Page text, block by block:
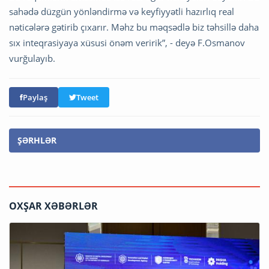
sahədə düzgün yönləndirmə və keyfiyyətli hazırlıq real
nəticələrə gətirib çıxarır. Məhz bu məqsədlə biz təhsillə daha
sıx inteqrasiyaya xüsusi önəm veririk”, - deyə F.Osmanov
vurğulayıb.
Paylaş Tweet
ŞƏRHLƏR
OXŞAR XƏBƏRLƏR